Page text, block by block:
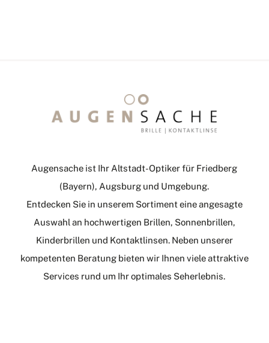
Augensache ist Ihr Altstadt-Optiker für Friedberg
(Bayern), Augsburg und Umgebung.
Entdecken Sie in unserem Sortiment eine angesagte
Auswahl an hochwertigen Brillen, Sonnenbrillen,
Kinderbrillen und Kontaktlinsen. Neben unserer
kompetenten Beratung bieten wir Ihnen viele attraktive
Services rund um Ihr optimales Seherlebnis.